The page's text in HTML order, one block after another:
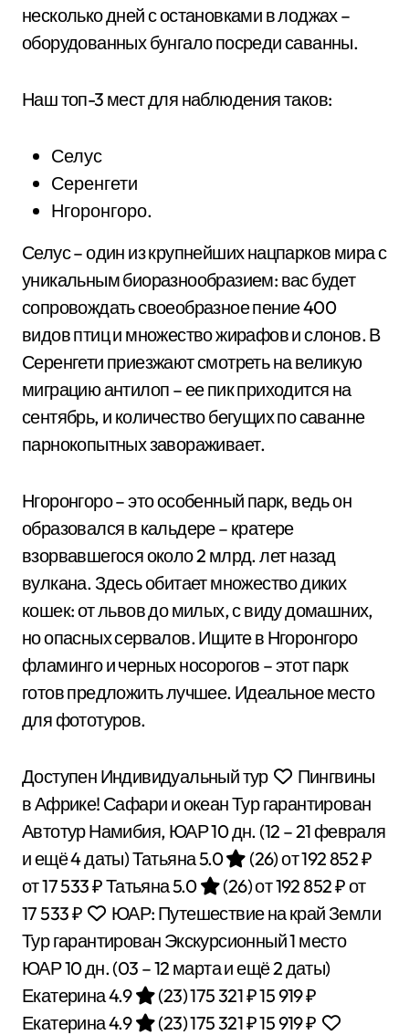
несколько дней с остановками в лоджах –
оборудованных бунгало посреди саванны.
Наш топ-3 мест для наблюдения таков:
Селус
Серенгети
Нгоронгоро.
Селус – один из крупнейших нацпарков мира с
уникальным биоразнообразием: вас будет
сопровождать своеобразное пение 400
видов птиц и множество жирафов и слонов. В
Серенгети приезжают смотреть на великую
миграцию антилоп – ее пик приходится на
сентябрь, и количество бегущих по саванне
парнокопытных завораживает.
Нгоронгоро – это особенный парк, ведь он
образовался в кальдере – кратере
взорвавшегося около 2 млрд. лет назад
вулкана. Здесь обитает множество диких
кошек: от львов до милых, с виду домашних,
но опасных сервалов. Ищите в Нгоронгоро
фламинго и черных носорогов – этот парк
готов предложить лучшее. Идеальное место
для фототуров.
Доступен Индивидуальный тур
Пингвины
в Африке! Сафари и океан Тур гарантирован
Автотур Намибия, ЮАР10 дн. (12 – 21 февраля
и ещё 4 даты)Татьяна 5.0 (26)от 192 852 ₽
от 17 533 ₽Татьяна 5.0 (26)от 192 852 ₽от
17 533 ₽
ЮАР: Путешествие на край Земли
Тур гарантирован Экскурсионный 1 место
ЮАР10 дн.(03 – 12 марта и ещё 2 даты)
Екатерина 4.9
(23)175 321 ₽15 919 ₽
Екатерина 4.9
(23)175 321 ₽15 919 ₽